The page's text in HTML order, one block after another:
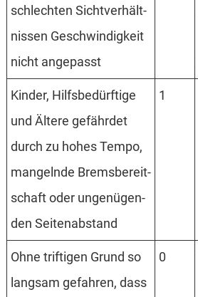
schlech­ten Sicht­verhält­
nissen Geschwin­digkeit
nicht ange­passt
Kinder, Hilfs­bedürf­tige
und Ältere gefähr­det
durch zu hohes Tempo,
man­gelnde Brems­bereit­
schaft oder unge­nügen­
den Seiten­ab­stand
1
Ohne triftigen Grund so
lang­sam gefah­ren, dass
0